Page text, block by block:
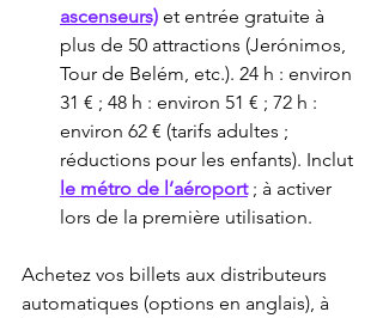
ascenseurs) et entrée gratuite à
plus de 50 attractions (Jerónimos,
Tour de Belém, etc.). 24 h : environ
31 € ; 48 h : environ 51 € ; 72 h :
environ 62 € (tarifs adultes ;
réductions pour les enfants). Inclut
le métro de l’aéroport ; à activer
lors de la première utilisation.
Achetez vos billets aux distributeurs
automatiques (options en anglais), à